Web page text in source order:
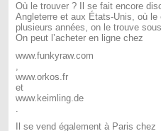
Où le trouver ? Il se fait encore
Angleterre et aux États-Unis, où
plusieurs années, on le trouve
On peut l’acheter en ligne chez
www.funkyraw.com
,
www.orkos.fr
et
www.keimling.de
.
Il se vend également à Paris chez